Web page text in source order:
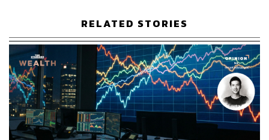
พิสูจน์อักษร: พรนภัส ชำนาญค้า
TAGS: BDMS โรงพยาบาล หุ้น SCBS Wealth Research
RELATED STORIES